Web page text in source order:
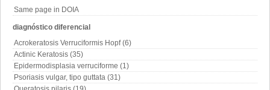
Same page in DOIA
diagnóstico diferencial
Acrokeratosis Verruciformis Hopf (6)
Actinic Keratosis (35)
Epidermodisplasia verruciforme (1)
Psoriasis vulgar, tipo guttata (31)